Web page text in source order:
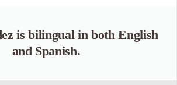
is bilingual in both English
and Spanish.